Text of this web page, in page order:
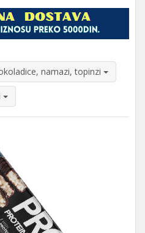
namazi, topinzi